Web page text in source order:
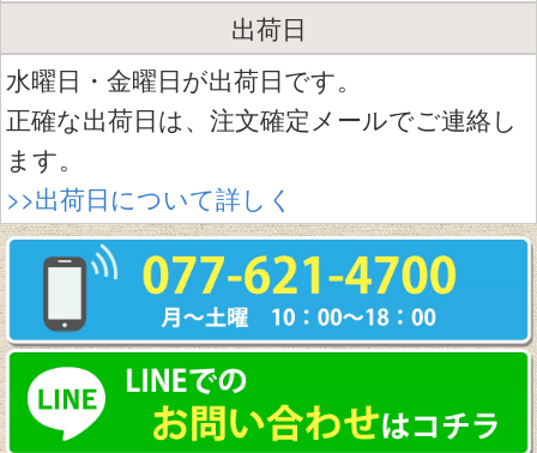
出荷日
水曜日・金曜日が出荷日です。
正確な出荷日は、注文確定メールでご連絡し
ます。
>>出荷日について詳しく